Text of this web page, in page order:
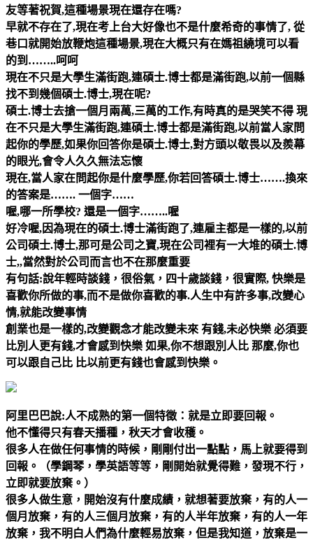
友等著祝賀,這種場景現在還存在嗎?
早就不存在了,現在考上台大好像也不是什麼希奇的事情了, 從
巷口就開始放鞭炮這種場景,現在大概只有在媽祖繞境可以看
的到……..呵呵
現在不只是大學生滿街跑,連碩士.博士都是滿街跑,以前一個縣
找不到幾個碩士.博士,現在呢?
碩士.博士去搶一個月兩萬,三萬的工作,有時真的是哭笑不得 現
在不只是大學生滿街跑,連碩士.博士都是滿街跑,以前當人家問
起你的學歷,如果你回答你是碩士.博士,對方頭以敬畏以及羨幕
的眼光,會令人久久無法忘懷
現在,當人家在問起你是什麼學歷,你若回答碩士.博士…….換來
的答案是……. 一個字……
喔,哪一所學校? 還是一個字……..喔
好冷喔,因為現在的碩士.博士滿街跑了,連雇主都是一樣的,以前
公司碩士.博士,那可是公司之寶,現在公司裡有一大堆的碩士.博
士,,當然對於公司而言也不在那麼重要
有句話:說年輕時談錢，很俗氣，四十歲談錢，很實際, 快樂是
喜歡你所做的事,而不是做你喜歡的事.人生中有許多事,改變心
情,就能改變事情
創業也是一樣的,改變觀念才能改變未來 有錢,未必快樂 必須要
比別人更有錢,才會感到快樂 如果,你不想跟別人比 那麼,你也
可以跟自己比 比以前更有錢也會感到快樂。
阿里巴巴說:人不成熟的第一個特徵：就是立即要回報。
他不懂得只有春天播種，秋天才會收穫。
很多人在做任何事情的時候，剛剛付出一點點，馬上就要得到
回報。（學鋼琴，學英語等等，剛開始就覺得難，發現不行，
立即就要放棄。）
很多人做生意，開始沒有什麼成績，就想著要放棄，有的人一
個月放棄，有的人三個月放棄，有的人半年放棄，有的人一年
放棄，我不明白人們為什麼輕易放棄，但是我知道，放棄是一